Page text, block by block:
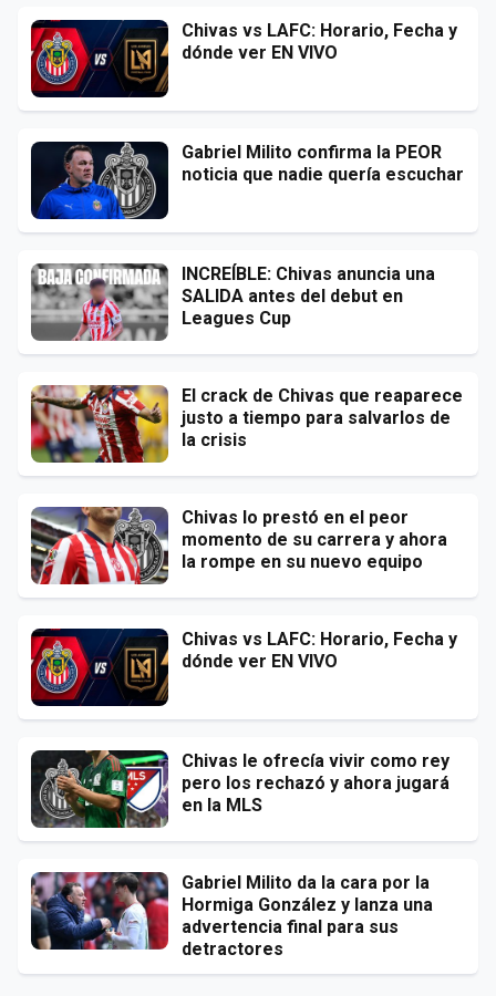
Chivas vs LAFC: Horario, Fecha y
dónde ver EN VIVO
Gabriel Milito confirma la PEOR
noticia que nadie quería escuchar
INCREÍBLE: Chivas anuncia una
SALIDA antes del debut en
Leagues Cup
El crack de Chivas que reaparece
justo a tiempo para salvarlos de
la crisis
Chivas lo prestó en el peor
momento de su carrera y ahora
la rompe en su nuevo equipo
Chivas vs LAFC: Horario, Fecha y
dónde ver EN VIVO
Chivas le ofrecía vivir como rey
pero los rechazó y ahora jugará
en la MLS
Gabriel Milito da la cara por la
Hormiga González y lanza una
advertencia final para sus
detractores